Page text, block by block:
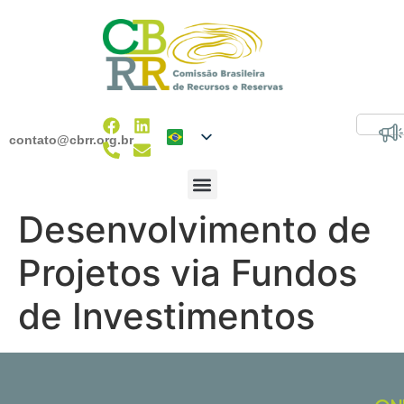
contato@cbrr.org.br
Desenvolvimento de
Projetos via Fundos
de Investimentos